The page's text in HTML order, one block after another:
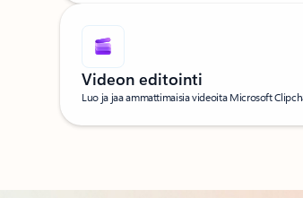
Videon editointi
Luo ja jaa ammattimaisia videoita Microsoft